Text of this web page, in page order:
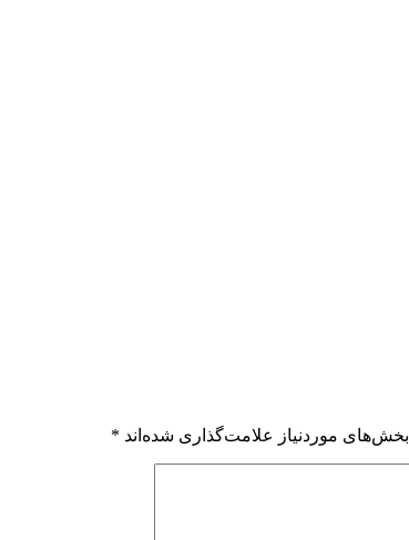
بخش‌های موردنیاز علامت‌گذاری شده‌اند *